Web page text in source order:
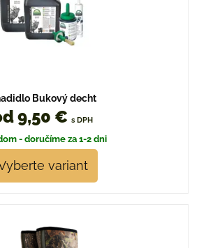
Bukový decht
9,50 € s DPH
- doručíme za 1-2 dni
variant